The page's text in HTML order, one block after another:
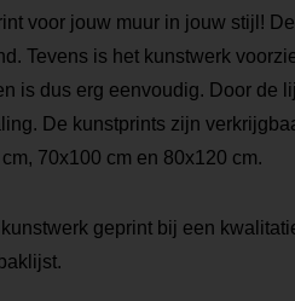
voor jouw muur in jouw stijl!
Tevens is het kunstwerk
is dus erg eenvoudig. Door de
De kunstprints zijn
70x100 cm en 80x120 cm.
geprint bij een